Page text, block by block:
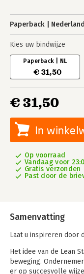
Paperback
Kies uw bindwijze
Paperback | NL
€ 31,50
€ 31,50
In
Op voorraad
Vandaag voor
Gratis verzonden
Past door de
Samenvatting
Laat u inspireren door
Het idee van de Lean
beweging.
er op succesvolle